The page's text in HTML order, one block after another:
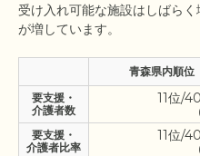
受け入れ可能な施設はしばら
青森県内順位
要支援・
介護者数
11位/
要支援・
介護者比率
11位/